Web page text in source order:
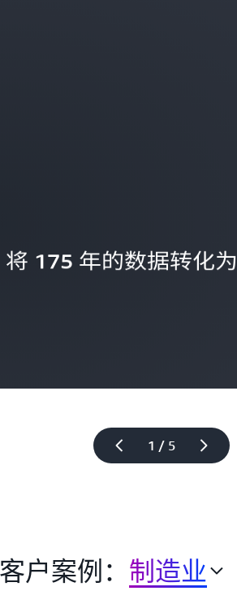
1 / 5
175 年的数据转化
户案例： 制造业